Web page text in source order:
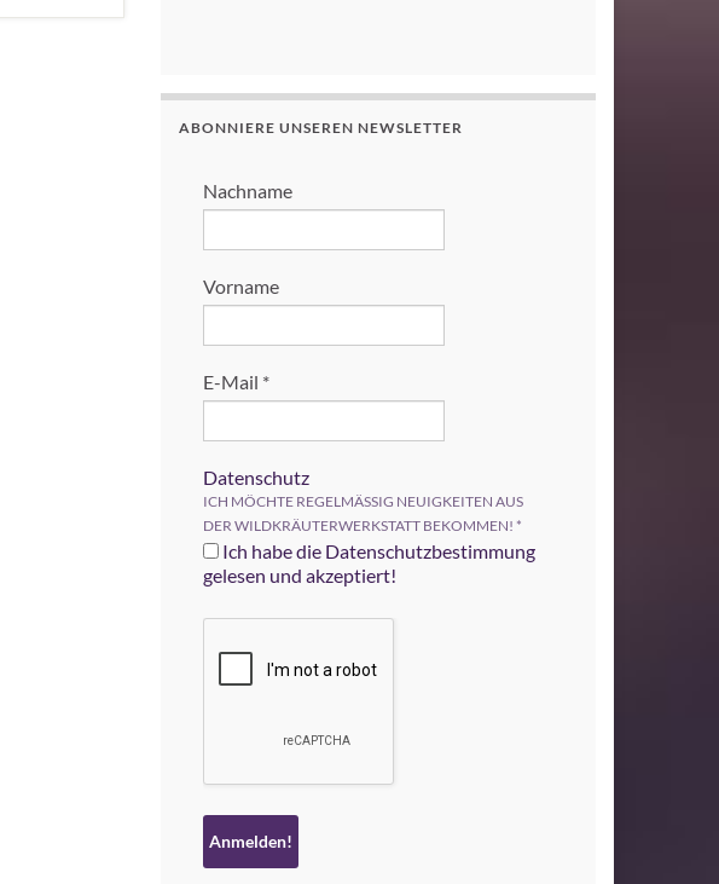
ABONNIERE UNSEREN NEWSLETTER
Nachname
Vorname
E-Mail *
Datenschutz
ICH MÖCHTE REGELMÄSSIG NEUIGKEITEN AUS
DER WILDKRÄUTERWERKSTATT BEKOMMEN! *
Ich habe die Datenschutzbestimmung
gelesen und akzeptiert!